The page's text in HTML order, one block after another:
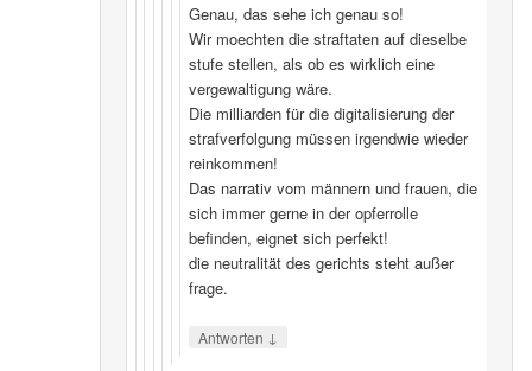
Genau, das sehe ich genau so!
Wir moechten die straftaten auf dieselbe
stufe stellen, als ob es wirklich eine
vergewaltigung wäre.
Die milliarden für die digitalisierung der
strafverfolgung müssen irgendwie wieder
reinkommen!
Das narrativ vom männern und frauen, die
sich immer gerne in der opferrolle
befinden, eignet sich perfekt!
die neutralität des gerichts steht außer
frage.
Antworten ↓